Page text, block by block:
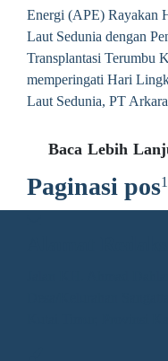
Energi (APE) Rayakan
Laut Sedunia dengan
Transplantasi Terumbu
memperingati Hari
Laut Sedunia, PT
Baca Lebih
Paginasi pos1